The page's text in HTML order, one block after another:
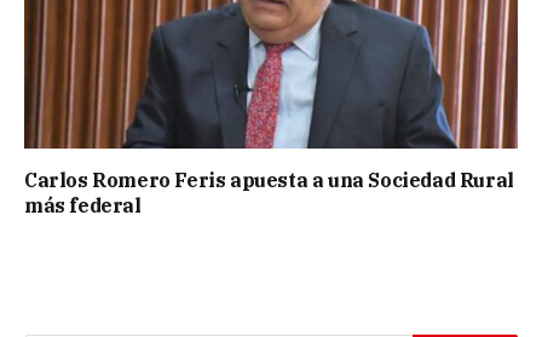
Carlos Romero Feris apuesta a una Sociedad Rural
más federal